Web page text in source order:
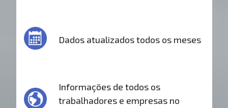
Dados atualizados todos os meses
Informações de todos os
trabalhadores e empresas no